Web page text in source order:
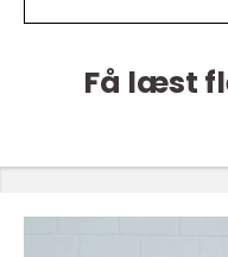
Få læst